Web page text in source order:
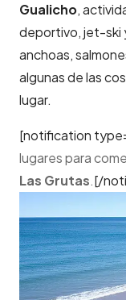
Gualicho,
deportivo, jet-ski
anchoas,
algunas de las
lugar.
[notification
lugares para
Las Grutas.[/